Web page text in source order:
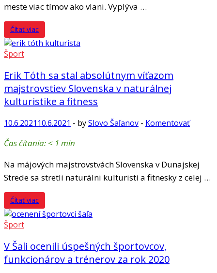
meste viac tímov ako vlani. Vyplýva …
Čítať viac
Šport
Erik Tóth sa stal absolútnym víťazom
majstrovstiev Slovenska v naturálnej
kulturistike a fitness
10.6.2021 10.6.2021 - bySlovo Šaľanov - Komentovať
Čas čítania: < 1 min
Na májových majstrovstvách Slovenska v Dunajskej
Strede sa stretli naturálni kulturisti a fitnesky z celej …
Čítať viac
Šport
V Šali ocenili úspešných športovcov,
funkcionárov a trénerov za rok 2020